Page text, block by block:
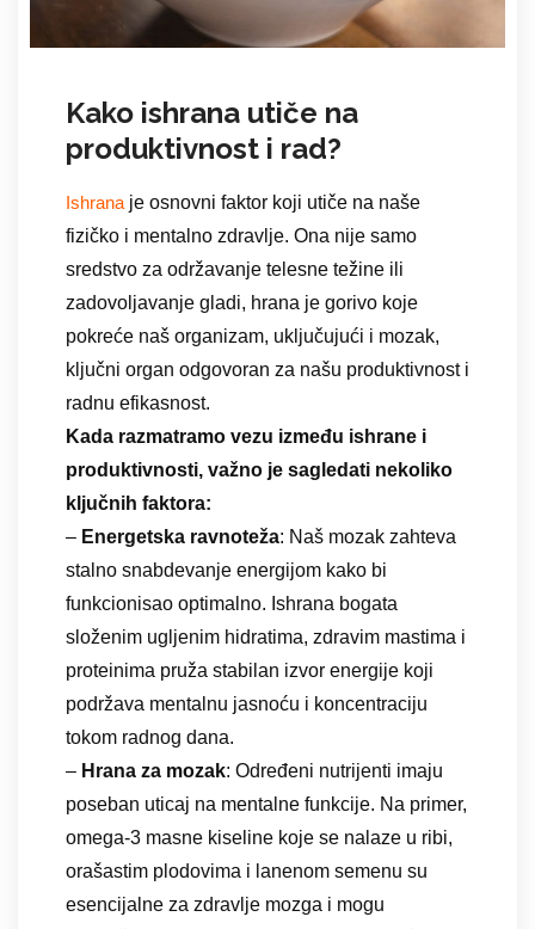
Kako ishrana utiče na
produktivnost i rad?
Ishrana je osnovni faktor koji utiče na naše
fizičko i mentalno zdravlje. Ona nije samo
sredstvo za održavanje telesne težine ili
zadovoljavanje gladi, hrana je gorivo koje
pokreće naš organizam, uključujući i mozak,
ključni organ odgovoran za našu produktivnost i
radnu efikasnost.
Kada razmatramo vezu između ishrane i
produktivnosti, važno je sagledati nekoliko
ključnih faktora:
– Energetska ravnoteža: Naš mozak zahteva
stalno snabdevanje energijom kako bi
funkcionisao optimalno. Ishrana bogata
složenim ugljenim hidratima, zdravim mastima i
proteinima pruža stabilan izvor energije koji
podržava mentalnu jasnoću i koncentraciju
tokom radnog dana.
– Hrana za mozak: Određeni nutrijenti imaju
poseban uticaj na mentalne funkcije. Na primer,
omega-3 masne kiseline koje se nalaze u ribi,
orašastim plodovima i lanenom semenu su
esencijalne za zdravlje mozga i mogu